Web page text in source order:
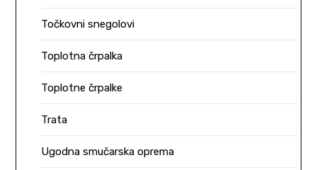
Točkovni snegolovi
Toplotna črpalka
Toplotne črpalke
Trata
Ugodna smučarska oprema